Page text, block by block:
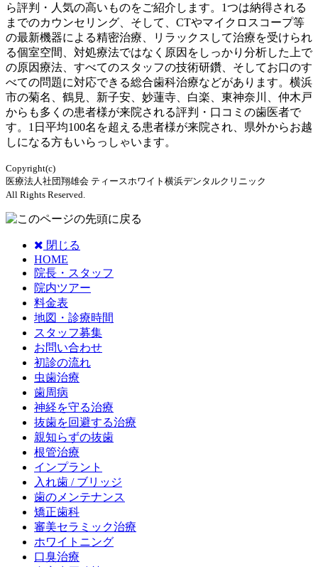
ら評判・人気の高いものをご紹介します。1つは納得される
までのカウンセリング、そして、CTやマイクロスコープ等
の最新機器による精密治療、リラックスして治療を受けられ
る個室空間、対処療法ではなく原因をしっかり分析した上で
の原因療法、すべてのスタッフの技術研鑽、そしてお口のす
べての問題に対応できる総合歯科治療などがあります。横浜
市の菊名、鶴見、新子安、妙蓮寺、白楽、東神奈川、仲木戸
からも多くの患者様が来院される評判・口コミの歯医者で
す。1日平均100名を超える患者様が来院され、県外からお越
しになる方もいらっしゃいます。
Copyright(c)
医療法人社団翔雄会 ティースホワイト横浜デンタルクリニック
All Rights Reserved.
閉じる
HOME
院長・スタッフ
院内ツアー
料金表
地図・診療時間
スタッフ募集
お問い合わせ
初診の流れ
虫歯治療
歯周病
神経を守る治療
抜歯を回避する治療
親知らずの抜歯
根管治療
インプラント
入れ歯 / ブリッジ
歯のメンテナンス
矯正歯科
審美セラミック治療
ホワイトニング
口臭治療